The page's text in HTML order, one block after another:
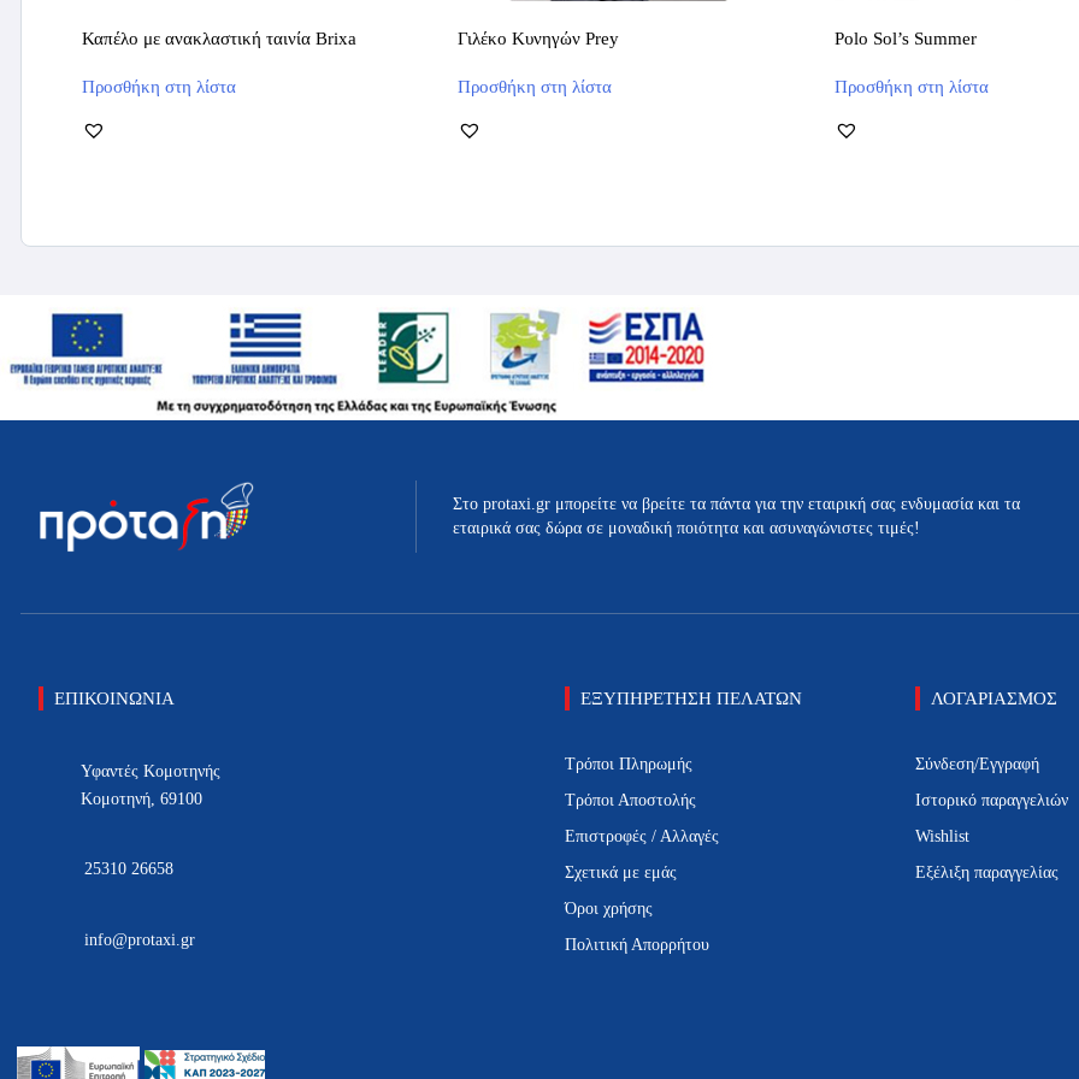
Καπέλο με ανακλαστική ταινία Brixa
Προσθήκη στη λίστατο
επιλογές
επιλεγούν
στη
σελίδα
προϊόντος
Γιλέκο Κυνηγών Prey
Προσθήκη στη λίστατο
επιλογές
επιλεγούν
στη
σελίδα
προϊόντος
Polo Sol’s Summer
Προσθήκη στη λίστατο
επιλογές
προϊόντος
Στο protaxi.gr μπορείτε να βρείτε τα πάντα για την εταιρική σας ενδυμασία και τα
εταιρικά σας δώρα σε μοναδική ποιότητα και ασυναγώνιστες τιμές!
ΕΠΙΚΟΙΝΩΝΙΑ
Υφαντές Κομοτηνής
Κομοτηνή, 69100
25310 26658
info@protaxi.gr
ΕΞΥΠΗΡΕΤΗΣΗ ΠΕΛΑΤΩΝ
Τρόποι Πληρωμής
Τρόποι Αποστολής
Επιστροφές / Αλλαγές
Σχετικά με εμάς
Όροι χρήσης
Πολιτική Απορρήτου
ΛΟΓΑΡΙΑΣΜΟΣ
Σύνδεση/Εγγραφή
Ιστορικό παραγγελιών
Wishlist
Εξέλιξη παραγγελίας